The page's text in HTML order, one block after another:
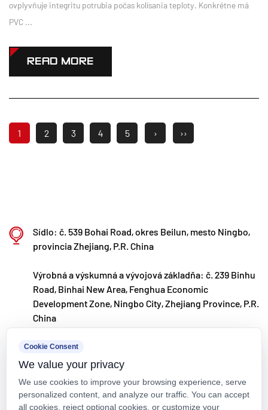
ovplyvňuje integritu potrubia počas kolísania teploty. Konkrétne má
PVC ...
READ MORE
1 2 3 4 5 › ››
Sídlo: č. 539 Bohai Road, okres Beilun, mesto Ningbo,
provincia Zhejiang, P.R. China
Výrobná a výskumná a vývojová základňa: č. 239 Binhu
Road, Binhai New Area, Fenghua Economic
Development Zone, Ningbo City, Zhejiang Province, P.R.
China
kxpv@kxpv.com
+86-18067123177
Cookie Consent
We value your privacy
We use cookies to improve your browsing experience, serve
personalized content, and analyze our traffic. You can accept
all cookies, reject optional cookies, or customize your